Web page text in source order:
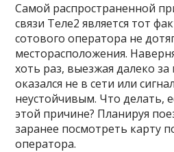
Самой распространенной
связи Теле2 является тот
сотового оператора не
месторасположения.
хоть раз, выезжая далеко
оказался не в сети или
неустойчивым. Что делать,
этой причине? Планируя
заранее посмотреть карту
оператора.